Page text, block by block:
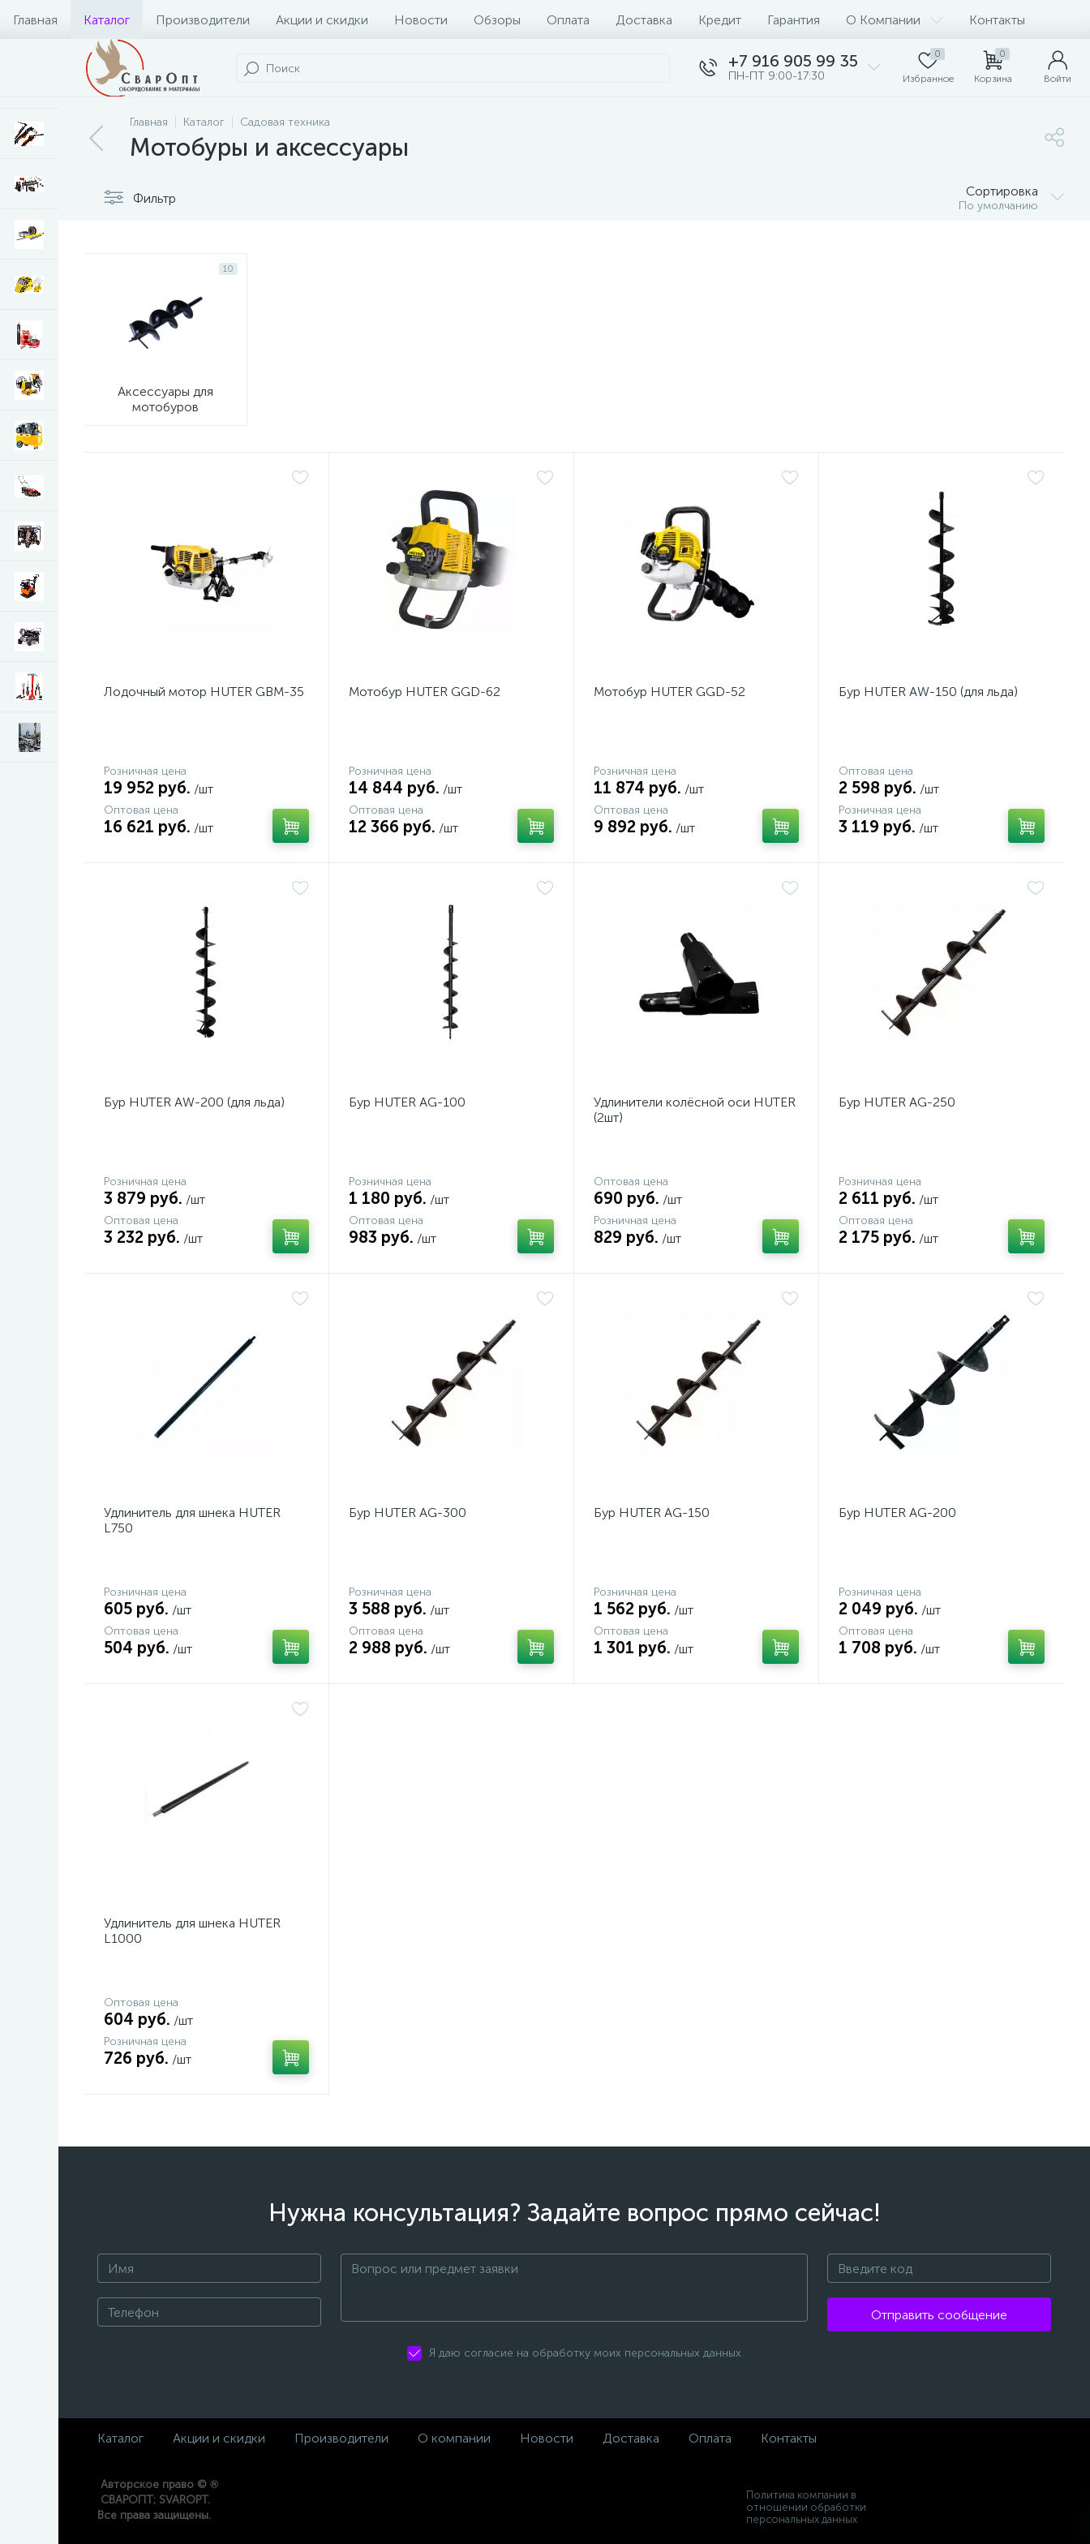
Главная Каталог Производители Акции и скидки Новости Обзоры Оплата Доставка Кредит Гарантия О Компании Контакты
+7 916 905 99 35
ПН-ПТ 9:00-17:30
0
Избранное
0
Корзина Войти
Главная Каталог Садовая техника
Мотобуры и аксессуары
Фильтр Сортировка
По умолчанию
10
Аксессуары для
мотобуров
Лодочный мотор HUTER GBM-35
Розничная цена
19 952 руб. /шт
Оптовая цена
16 621 руб. /шт
Мотобур HUTER GGD-62
Розничная цена
14 844 руб. /шт
Оптовая цена
12 366 руб. /шт
Мотобур HUTER GGD-52
Розничная цена
11 874 руб. /шт
Оптовая цена
9 892 руб. /шт
Бур HUTER AW-150 (для льда)
Оптовая цена
2 598 руб. /шт
Розничная цена
3 119 руб. /шт
Бур HUTER AW-200 (для льда)
Розничная цена
3 879 руб. /шт
Оптовая цена
3 232 руб. /шт
Бур HUTER AG-100
Розничная цена
1 180 руб. /шт
Оптовая цена
983 руб. /шт
Удлинители колёсной оси HUTER
(2шт)
Оптовая цена
690 руб. /шт
Розничная цена
829 руб. /шт
Бур HUTER AG-250
Розничная цена
2 611 руб. /шт
Оптовая цена
2 175 руб. /шт
Удлинитель для шнека HUTER
L750
Розничная цена
605 руб. /шт
Оптовая цена
504 руб. /шт
Бур HUTER AG-300
Розничная цена
3 588 руб. /шт
Оптовая цена
2 988 руб. /шт
Бур HUTER AG-150
Розничная цена
1 562 руб. /шт
Оптовая цена
1 301 руб. /шт
Бур HUTER AG-200
Розничная цена
2 049 руб. /шт
Оптовая цена
1 708 руб. /шт
Удлинитель для шнека HUTER
L1000
Оптовая цена
604 руб. /шт
Розничная цена
726 руб. /шт
Нужна консультация? Задайте вопрос прямо сейчас!
Отправить сообщение
Я даю согласие на обработку моих персональных данных
Каталог Акции и скидки Производители О компании Новости Доставка Оплата Контакты
Авторское право © ®
СВАРОПТ; SVAROPT.
Все права защищены.
Политика компании в
отношении обработки
персональных данных